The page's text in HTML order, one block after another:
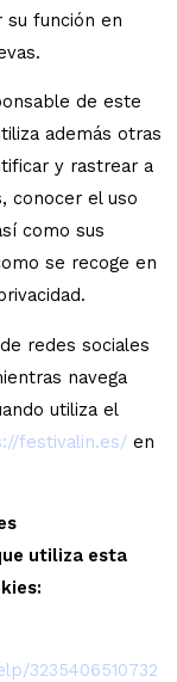
su función en
de este
además otras
y rastrear a
conocer el uso
como sus
se recoge en
redes sociales
navega
utiliza el
festivalin.es/ en
utiliza esta
3235406510732